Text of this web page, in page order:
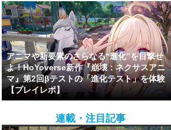
アニマや新要素のさらなる“進化”を目撃せ
よ！HoYoverse新作『崩壊：ネクサスアニ
マ』第2回βテストの「進化テスト」を体験
【プレイレポ】
連載・注目記事